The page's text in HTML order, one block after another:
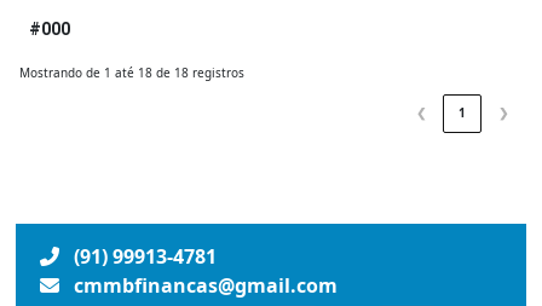
#000
Mostrando de 1 até 18 de 18 registros
❮ 1 ❯
(91) 99913-4781
cmmbfinancas@gmail.com